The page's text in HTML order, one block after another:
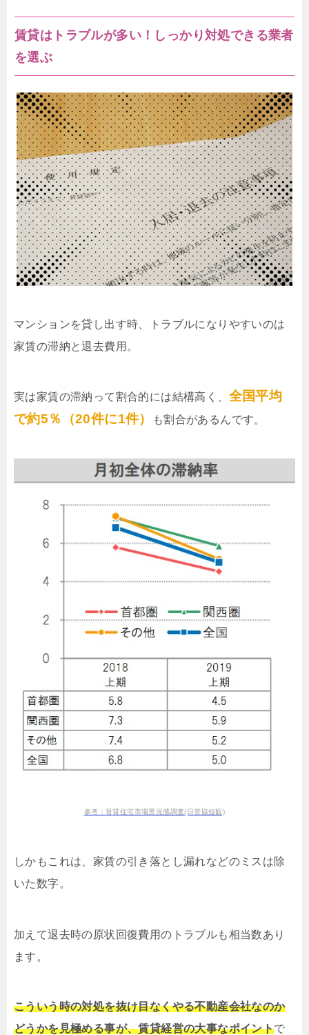
賃貸はトラブルが多い！しっかり対処できる業者
を選ぶ
マンションを貸し出す時、トラブルになりやすいのは
家賃の滞納と退去費用。
実は家賃の滞納って割合的には結構高く、 全国平均
で約5％（20件に1件）
も割合があるんです。
参考：賃貸住宅市場景況感調査(日管協短観)
しかもこれは、家賃の引き落とし漏れなどのミスは除
いた数字。
加えて退去時の原状回復費用のトラブルも相当数あり
ます。
こういう時の対処を抜け目なくやる不動産会社なのか
どうかを見極める事が、賃貸経営の大事なポイントで